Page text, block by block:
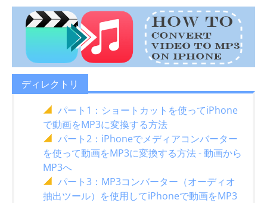
ディレクトリ
パート1：ショートカットを使ってiPhone
で動画をMP3に変換する方法
パート2：iPhoneでメディアコンバーター
を使って動画をMP3に変換する方法 - 動画から
MP3へ
パート3：MP3コンバーター（オーディオ
抽出ツール）を使用してiPhoneで動画をMP3